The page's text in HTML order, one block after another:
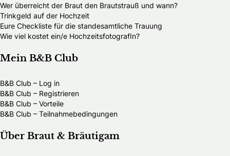
Wer überreicht der Braut den Brautstrauß und wann?
Trinkgeld auf der Hochzeit
Eure Checkliste für die standesamtliche Trauung
Wie viel kostet ein/e HochzeitsfotografIn?
Mein B&B Club
B&B Club – Log in
B&B Club – Registrieren
B&B Club – Vorteile
B&B Club – Teilnahmebedingungen
Über Braut & Bräutigam